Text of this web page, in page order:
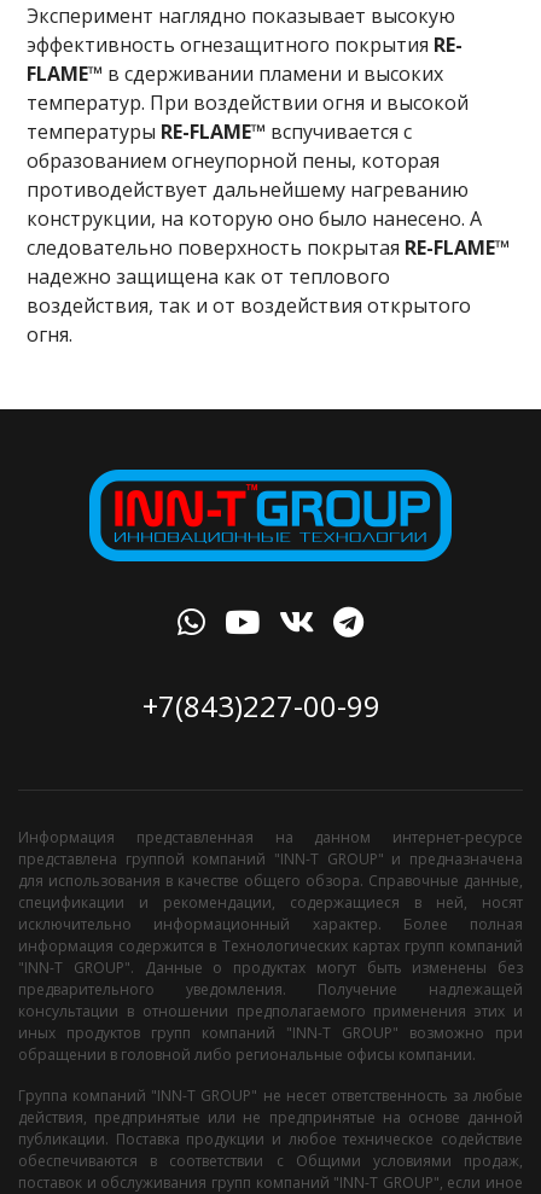
Эксперимент наглядно показывает высокую
эффективность огнезащитного покрытия RE-
FLAME™ в сдерживании пламени и высоких
температур. При воздействии огня и высокой
температуры RE-FLAME™ вспучивается с
образованием огнеупорной пены, которая
противодействует дальнейшему нагреванию
конструкции, на которую оно было нанесено. А
следовательно поверхность покрытая RE-FLAME™
надежно защищена как от теплового
воздействия, так и от воздействия открытого
огня.
+7(843)227-00-99
Информация представленная на данном интернет-ресурсе
представлена группой компаний "INN-T GROUP" и предназначена
для использования в качестве общего обзора. Справочные данные,
спецификации и рекомендации, содержащиеся в ней, носят
исключительно информационный характер. Более полная
информация содержится в Технологических картах групп компаний
"INN-T GROUP". Данные о продуктах могут быть изменены без
предварительного уведомления. Получение надлежащей
консультации в отношении предполагаемого применения этих и
иных продуктов групп компаний "INN-T GROUP" возможно при
обращении в головной либо региональные офисы компании.
Группа компаний "INN-T GROUP" не несет ответственность за любые
действия, предпринятые или не предпринятые на основе данной
публикации. Поставка продукции и любое техническое содействие
обеспечиваются в соответствии с Общими условиями продаж,
поставок и обслуживания групп компаний "INN-T GROUP", если иное